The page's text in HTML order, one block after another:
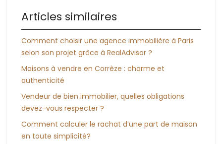
Articles similaires
Comment choisir une agence immobilière à Paris
selon son projet grâce à RealAdvisor ?
Maisons à vendre en Corrèze : charme et
authenticité
Vendeur de bien immobilier, quelles obligations
devez-vous respecter ?
Comment calculer le rachat d’une part de maison
en toute simplicité?